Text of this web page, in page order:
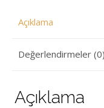
Açıklama
Değerlendirmeler (0)
Açıklama